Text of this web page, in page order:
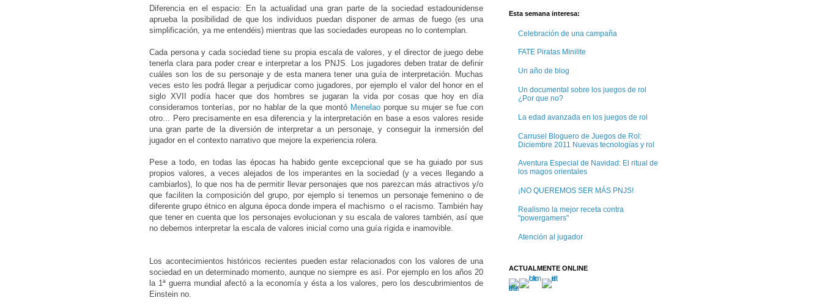
Diferencia en el espacio: En la actualidad una gran parte de la sociedad estadounidense
aprueba la posibilidad de que los individuos puedan disponer de armas de fuego (es una
simplificación, ya me entendéis) mientras que las sociedades europeas no lo contemplan.
Cada persona y cada sociedad tiene su propia escala de valores, y el director de juego debe
tenerla clara para poder crear e interpretar a los PNJS. Los jugadores deben tratar de definir
cuáles son los de su personaje y de esta manera tener una guía de interpretación. Muchas
veces esto les podrá llegar a perjudicar como jugadores, por ejemplo el valor del honor en el
siglo XVII podía hacer que dos hombres se jugaran la vida por cosas que hoy en día
consideramos tonterías, por no hablar de la que montó Menelao porque su mujer se fue con
otro... Pero precisamente en esa diferencia y la interpretación en base a esos valores reside
una gran parte de la diversión de interpretar a un personaje, y conseguir la inmersión del
jugador en el contexto narrativo que mejore la experiencia rolera.
Pese a todo, en todas las épocas ha habido gente excepcional que se ha guiado por sus
propios valores, a veces alejados de los imperantes en la sociedad (y a veces llegando a
cambiarlos), lo que nos ha de permitir llevar personajes que nos parezcan más atractivos y/o
que faciliten la composición del grupo, por ejemplo si tenemos un personaje femenino o de
diferente grupo étnico en alguna época donde impera el machismo o el racismo. También hay
que tener en cuenta que los personajes evolucionan y su escala de valores también, así que
no debemos interpretar la escala de valores inicial como una guía rígida e inamovible.
Los acontecimientos históricos recientes pueden estar relacionados con los valores de una
sociedad en un determinado momento, aunque no siempre es así. Por ejemplo en los años 20
la 1ª guerra mundial afectó a la economíay ésta a los valores, pero los descubrimientos de
Einstein no.
Esta semana interesa:
Celebración de una campaña
FATE Piratas Minilite
Un año de blog
Un documental sobre los juegos de rol
¿Por que no?
La edad avanzada en los juegos de rol
Carrusel Bloguero de Juegos de Rol:
Diciembre 2011 Nuevas tecnologías y rol
Aventura Especial de Navidad: El ritual de
los magos orientales
¡NO QUEREMOS SER MÁS PNJS!
Realismo la mejor receta contra
"powergamers"
Atención al jugador
ACTUALMENTE ONLINE